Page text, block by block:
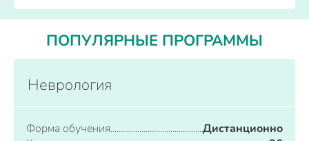
ПОПУЛЯРНЫЕ ПРОГРАММЫ
Неврология
Форма обучения
Дистанционно